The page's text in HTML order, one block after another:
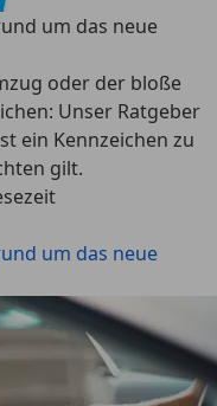
um das neue
oder der bloße
Unser Ratgeber
ein Kennzeichen zu
gilt.
um das neue